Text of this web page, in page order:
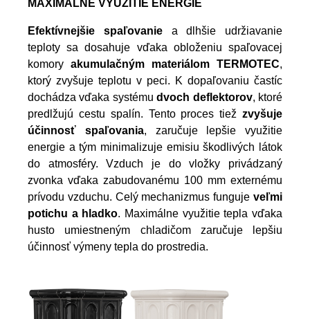
MAXIMÁLNE VYUŽITIE ENERGIE
Efektívnejšie spaľovaniea dlhšie udržiavanie
teploty sa dosahuje vďaka obloženiu spaľovacej
komory akumulačným materiálom TERMOTEC,
ktorý zvyšuje teplotu v peci. K dopaľovaniu častíc
dochádza vďaka systémudvoch deflektorov, ktoré
predlžujú cestu spalín. Tento proces tiež zvyšuje
účinnosť spaľovania, zaručuje lepšie využitie
energie a tým minimalizuje emisiu škodlivých látok
do atmosféry. Vzduch je do vložky privádzaný
zvonka vďaka zabudovanému 100 mm externému
prívodu vzduchu. Celý mechanizmus funguje veľmi
potichu a hladko. Maximálne využitie tepla vďaka
husto umiestneným chladičom zaručuje lepšiu
účinnosť výmeny tepla do prostredia.